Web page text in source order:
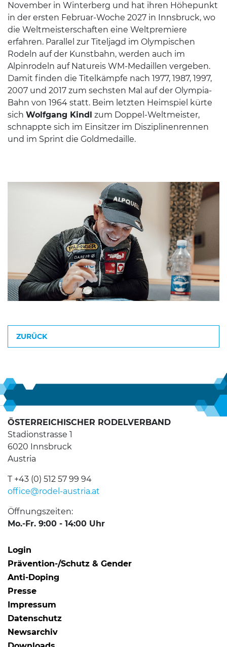
November in Winterberg und hat ihren Höhepunkt
in der ersten Februar-Woche 2027 in Innsbruck, wo
die Weltmeisterschaften eine Weltpremiere
erfahren. Parallel zur Titeljagd im Olympischen
Rodeln auf der Kunstbahn, werden auch im
Alpinrodeln auf Natureis WM-Medaillen vergeben.
Damit finden die Titelkämpfe nach 1977, 1987, 1997,
2007 und 2017 zum sechsten Mal auf der Olympia-
Bahn von 1964 statt. Beim letzten Heimspiel kürte
sich Wolfgang Kindl zum Doppel-Weltmeister,
schnappte sich im Einsitzer im Disziplinenrennen
und im Sprint die Goldmedaille.
ZURÜCK
ÖSTERREICHISCHER RODELVERBAND
Stadionstrasse 1
6020 Innsbruck
Austria
T +43 (0) 512 57 99 94
office@rodel-austria.at
Öffnungszeiten:
Mo.-Fr. 9:00 - 14:00 Uhr
Login
Prävention-/Schutz & Gender
Anti-Doping
Presse
Impressum
Datenschutz
Newsarchiv